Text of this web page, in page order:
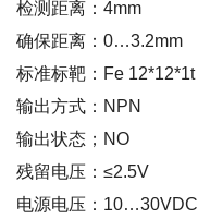
检测距离：4mm
确保距离：0…3.2mm
标准标靶：Fe 12*12*1t
输出方式：NPN
输出状态；NO
残留电压：≤2.5V
电源电压：10…30VDC